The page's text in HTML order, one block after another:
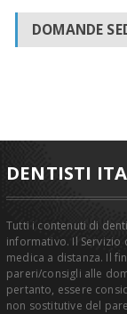
DOMANDE
DENTISTI
Tutti i contenuti di
informativo. Il Servizio
medica a distanza. Il
pareri/consigli alle
pertanto, essere
non sostitutive del